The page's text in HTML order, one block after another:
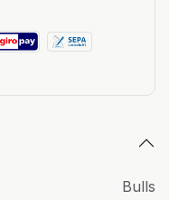
Bulls